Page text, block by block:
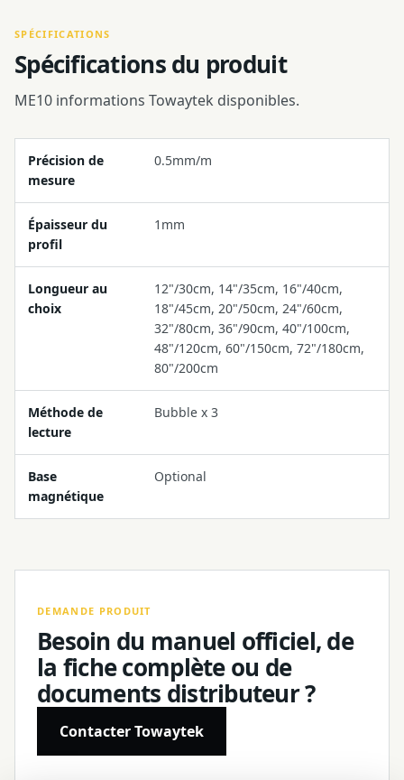
SPÉCIFICATIONS
Spécifications du produit
ME10 informations Towaytek disponibles.
Précision de
mesure
0.5mm/m
Épaisseur du
profil
1mm
Longueur au
choix
12"/30cm, 14"/35cm, 16"/40cm,
18"/45cm, 20"/50cm, 24"/60cm,
32"/80cm, 36"/90cm, 40"/100cm,
48"/120cm, 60"/150cm, 72"/180cm,
80"/200cm
Méthode de
lecture
Bubble x 3
Base
magnétique
Optional
DEMANDE PRODUIT
Besoin du manuel officiel, de
la fiche complète ou de
documents distributeur ?
Contacter Towaytek